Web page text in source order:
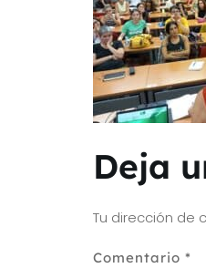
Deja
Tu dirección de
Comentario *